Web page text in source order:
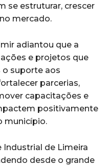
se estruturar, crescer
mercado.
adiantou que a
e projetos que
o suporte aos
parcerias,
capacitações e
positivamente
município.
Industrial de Limeira
desde o grande